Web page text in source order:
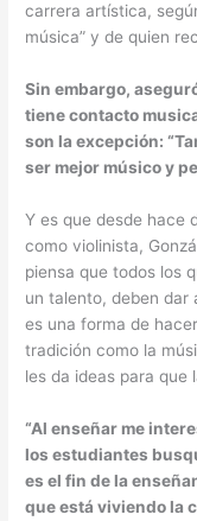
carrera artística,
música” y de quien
Sin embargo,
tiene contacto
son la excepción:
ser mejor músico y
Y es que desde hace
como violinista,
piensa que todos los
un talento, deben dar
es una forma de
tradición como la
les da ideas para que
“Al enseñar me
los estudiantes
es el fin de la
que está viviendo la